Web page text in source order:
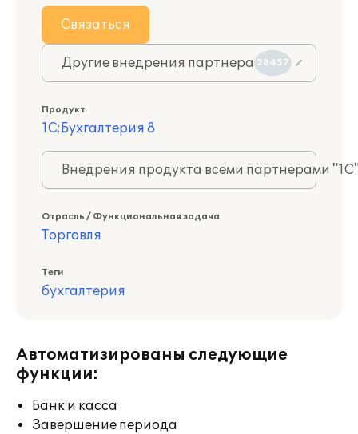
Связаться
Другие внедрения партнера 28457
Продукт
1С:Бухгалтерия 8
Внедрения продукта всеми партнерами
Отрасль / Функциональная задача
Торговля
Теги
бухгалтерия
Автоматизированы следующие
функции:
Банк и касса
Завершение периода